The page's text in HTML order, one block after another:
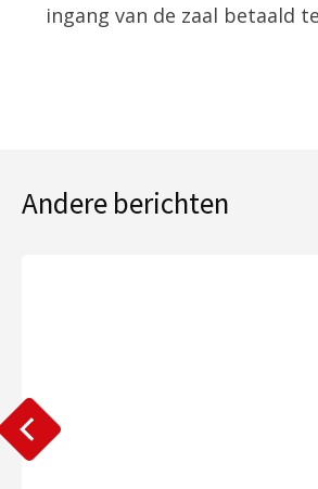
ingang van de zaal betaald
Andere berichten